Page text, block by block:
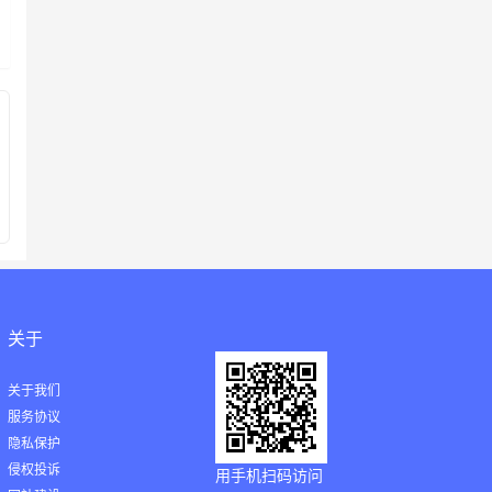
关于
关于我们
服务协议
隐私保护
侵权投诉
用手机扫码访问